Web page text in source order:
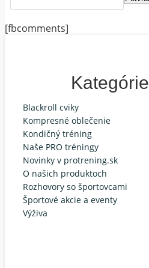
[fbcomments]
Blackroll cviky
Kompresné oblečenie
Kondičný tréning
Naše PRO tréningy
Novinky v protrening.sk
O našich produktoch
Rozhovory so športovcami
Športové akcie a eventy
Výživa